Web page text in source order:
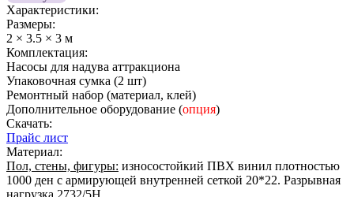
Характеристики:
Размеры:
2 × 3.5 × 3 м
Комплектация:
Насосы для надува аттракциона
Упаковочная сумка (2 шт)
Ремонтный набор (материал, клей)
Дополнительное оборудование (опция)
Скачать:
Прайс лист
Материал:
Пол, стены, фигуры: износостойкий ПВХ винил плотностью
1000 ден с армирующей внутренней сеткой 20*22. Разрывная
нагрузка 2732/5Н